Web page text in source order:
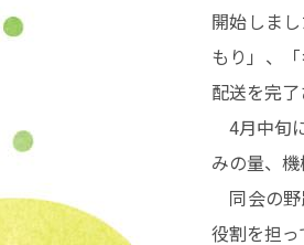
開始しま
もり」、
配送を完了
4月中旬
みの量、
同会の野
役割を担